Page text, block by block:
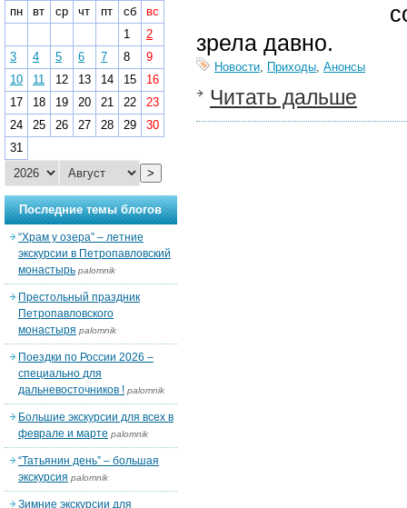
зрела давно.
Новости, Приходы, Анонсы
Читать дальше
пн
вт ср чт пт сб
вс
1
2
3
4 5 6 7 8
9
10
11 12 13 14 15
16
17
18 19 20 21 22
23
24
25 26 27 28 29
30
31
>
Последние темы блогов
“Храм у озера” – летние
экскурсии в Петропавловский
монастырь palomnik
Престольный праздник
Петропавловского
монастыря palomnik
Поездки по России 2026 –
специально для
дальневосточников ! palomnik
Большие экскурсии для всех в
феврале и марте palomnik
“Татьянин день” – большая
экскурсия palomnik
Зимние экскурсии для